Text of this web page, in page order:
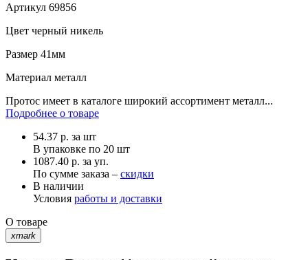
Артикул 69856
Цвет черный никель
Размер 41мм
Материал металл
Протос имеет в каталоге широкий ассортимент металл...
Подробнее о товаре
54.37 р. за шт
В упаковке по 20 шт
1087.40 р. за уп.
По сумме заказа – скидки
В наличии
Условия работы и доставки
О товаре
xmark